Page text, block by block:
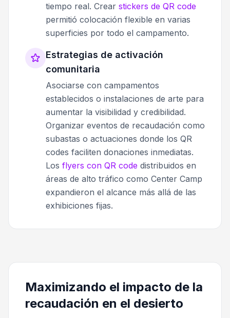
tiempo real. Crear stickers de QR code
permitió colocación flexible en varias
superficies por todo el campamento.
Estrategias de activación
comunitaria
Asociarse con campamentos
establecidos o instalaciones de arte para
aumentar la visibilidad y credibilidad.
Organizar eventos de recaudación como
subastas o actuaciones donde los QR
codes faciliten donaciones inmediatas.
Los flyers con QR code distribuidos en
áreas de alto tráfico como Center Camp
expandieron el alcance más allá de las
exhibiciones fijas.
Maximizando el impacto de la
recaudación en el desierto